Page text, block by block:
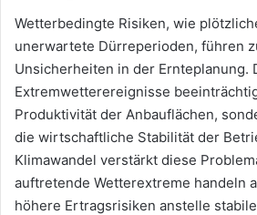
Wetterbedingte Risiken, wie
unerwartete Dürreperioden, führen
Unsicherheiten in der Ernteplanung.
Extremwetterereignisse
Produktivität der Anbauflächen,
die wirtschaftliche Stabilität der
Klimawandel verstärkt diese
auftretende Wetterextreme handeln
höhere Ertragsrisiken anstelle